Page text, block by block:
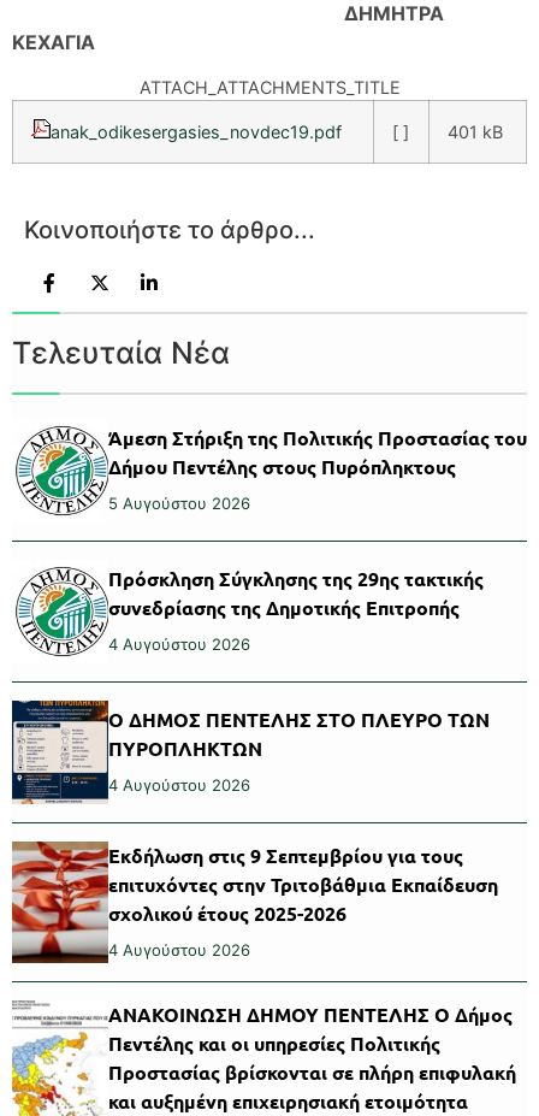
ΔΗΜΗΤΡΑ
ΚΕΧΑΓΙΑ
ATTACH_ATTACHMENTS_TITLE
anak_odikesergasies_novdec19.pdf [ ] 401 kB
Κοινοποιήστε το άρθρο...
Τελευταία Νέα
Άμεση Στήριξη της Πολιτικής Προστασίας του
Δήμου Πεντέλης στους Πυρόπληκτους
5 Αυγούστου 2026
Πρόσκληση Σύγκλησης της 29ης τακτικής
συνεδρίασης της Δημοτικής Επιτροπής
4 Αυγούστου 2026
Ο ΔΗΜΟΣ ΠΕΝΤΕΛΗΣ ΣΤΟ ΠΛΕΥΡΟ ΤΩΝ
ΠΥΡΟΠΛΗΚΤΩΝ
4 Αυγούστου 2026
Εκδήλωση στις 9 Σεπτεμβρίου για τους
επιτυχόντες στην Τριτοβάθμια Εκπαίδευση
σχολικού έτους 2025-2026
4 Αυγούστου 2026
ΑΝΑΚΟΙΝΩΣΗ ΔΗΜΟΥ ΠΕΝΤΕΛΗΣ Ο Δήμος
Πεντέλης και οι υπηρεσίες Πολιτικής
Προστασίας βρίσκονται σε πλήρη επιφυλακή
και αυξημένη επιχειρησιακή ετοιμότητα